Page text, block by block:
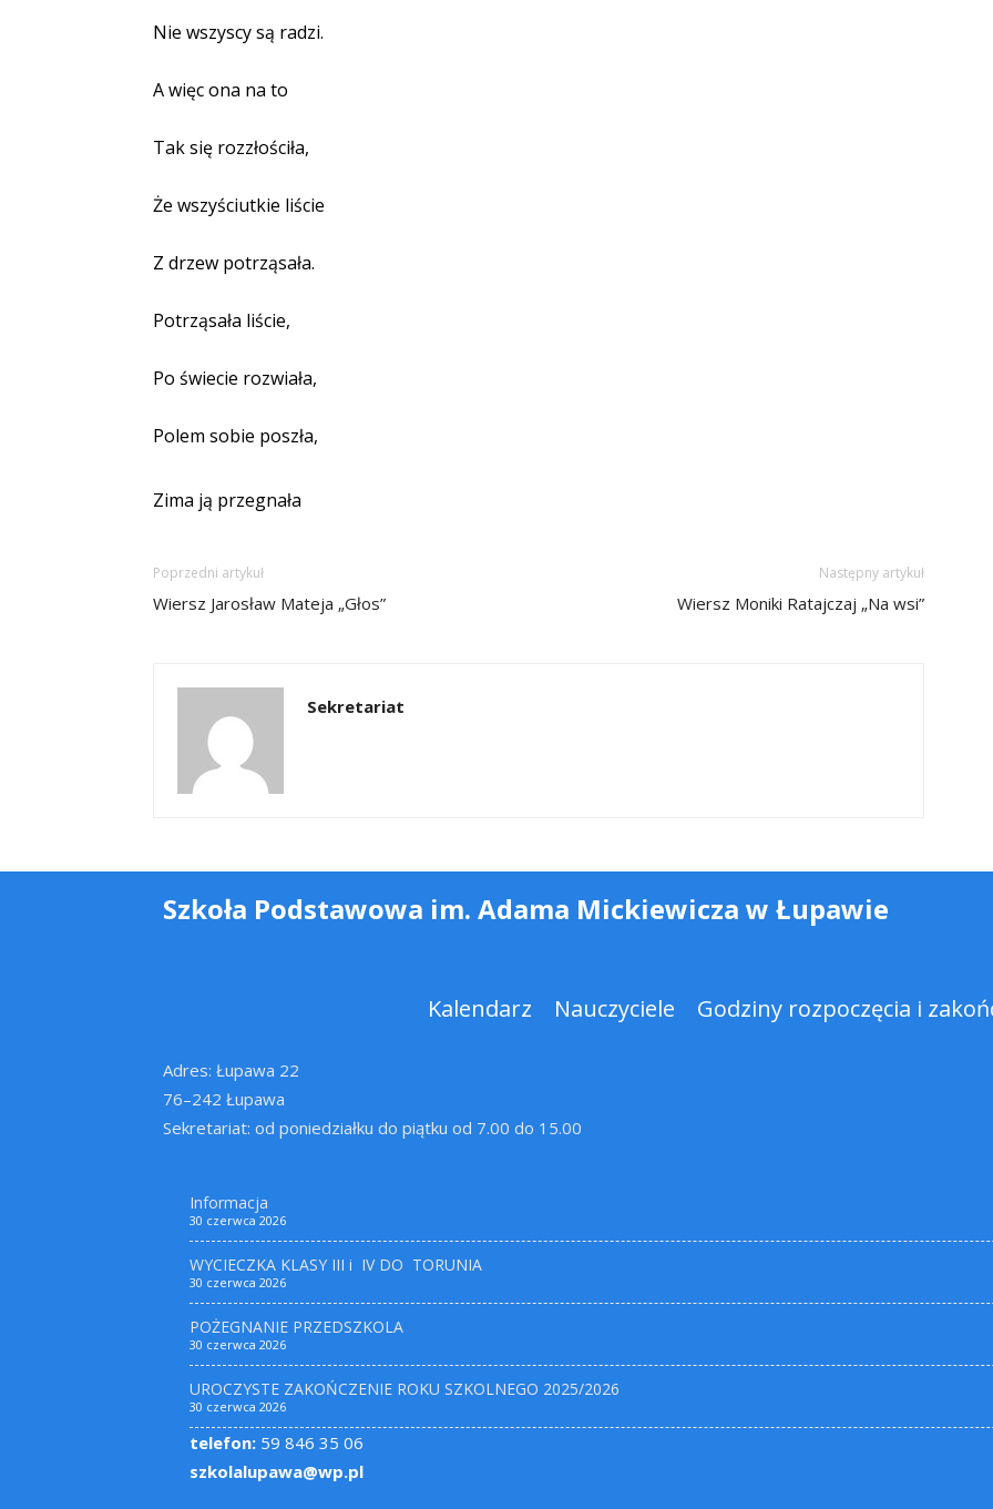
Nie wszyscy są radzi.
A więc ona na to
Tak się rozzłościła,
Że wszyściutkie liście
Z drzew potrząsała.
Potrząsała liście,
Po świecie rozwiała,
Polem sobie poszła,
Zima ją przegnała
Poprzedni artykuł
Wiersz Jarosław Mateja „Głos”
Następny artykuł
Wiersz Moniki Ratajczaj „Na wsi”
Sekretariat
Szkoła Podstawowa im. Adama Mickiewicza w Łupawie
Kalendarz Nauczyciele Godziny rozpoczęcia i
Adres: Łupawa 22
76–242 Łupawa
Sekretariat: od poniedziałku do piątku od 7.00 do 15.00
Informacja
30 czerwca 2026
WYCIECZKA KLASY III i IV DO TORUNIA
30 czerwca 2026
POŻEGNANIE PRZEDSZKOLA
30 czerwca 2026
UROCZYSTE ZAKOŃCZENIE ROKU SZKOLNEGO 2025/2026
30 czerwca 2026
telefon: 59 846 35 06
szkolalupawa@wp.pl